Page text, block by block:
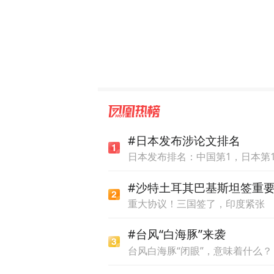
凤凰网广东发自珠海
【采写】李颖菲
#日本发布涉论文排名
日本发布排名：中国第1，日本第
#沙特土耳其巴基斯坦签重
重大协议！三国签了，印度紧张
#台风“白海豚”来袭
台风白海豚“闭眼”，意味着什么？